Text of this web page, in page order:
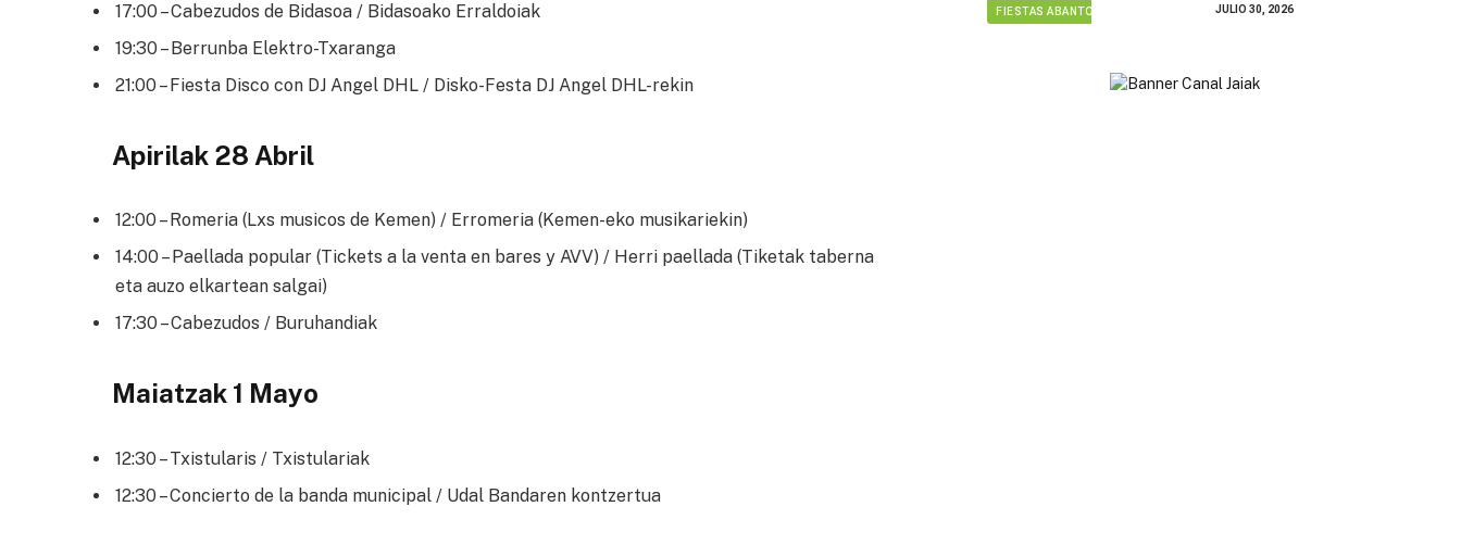
17:00 – Cabezudos de Bidasoa / Bidasoako Erraldoiak
19:30 – Berrunba Elektro-Txaranga
21:00 – Fiesta Disco con DJ Angel DHL / Disko-Festa DJ Angel DHL-rekin
Apirilak 28 Abril
12:00 – Romeria (Lxs musicos de Kemen) / Erromeria (Kemen-eko musikariekin)
14:00 – Paellada popular (Tickets a la venta en bares y AVV) / Herri paellada (Tiketak taberna
eta auzo elkartean salgai)
17:30 – Cabezudos / Buruhandiak
Maiatzak 1 Mayo
12:30 – Txistularis / Txistulariak
12:30 – Concierto de la banda municipal / Udal Bandaren kontzertua
FIESTAS ABANTO ZIERBENA JULIO 30, 2026